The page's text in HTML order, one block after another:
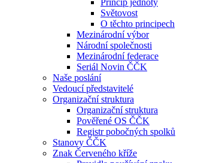
Princip jednoty
Světovost
O těchto principech
Mezinárodní výbor
Národní společnosti
Mezinárodní federace
Seriál Novin ČČK
Naše poslání
Vedoucí představitelé
Organizační struktura
Organizační struktura
Pověřené OS ČČK
Registr pobočných spolků
Stanovy ČČK
Znak Červeného kříže